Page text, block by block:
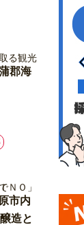
郡海
市内
造と